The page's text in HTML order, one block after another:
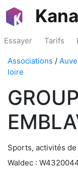
Essayer Tarifs
Associations /
loire
Sports, activités
Waldec :